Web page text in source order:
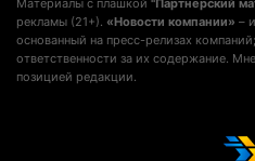
Материалы с плашкой "Партнерский
рекламы (21+). «Новости компании» –
основанный на пресс-релизах
ответственности за их содержание.
позицией редакции.